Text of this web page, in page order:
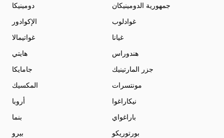
دومينيكا
جمهورية الدومينيكان
الإكوادور
غوادلوب
غواتيمالا
غيانا
هايتي
هندوراس
جامايكا
جزر المارتينيك
المكسيك
مونتسرات
أروبا
نيكاراغوا
بنما
باراغواي
بيرو
بورتوريكو